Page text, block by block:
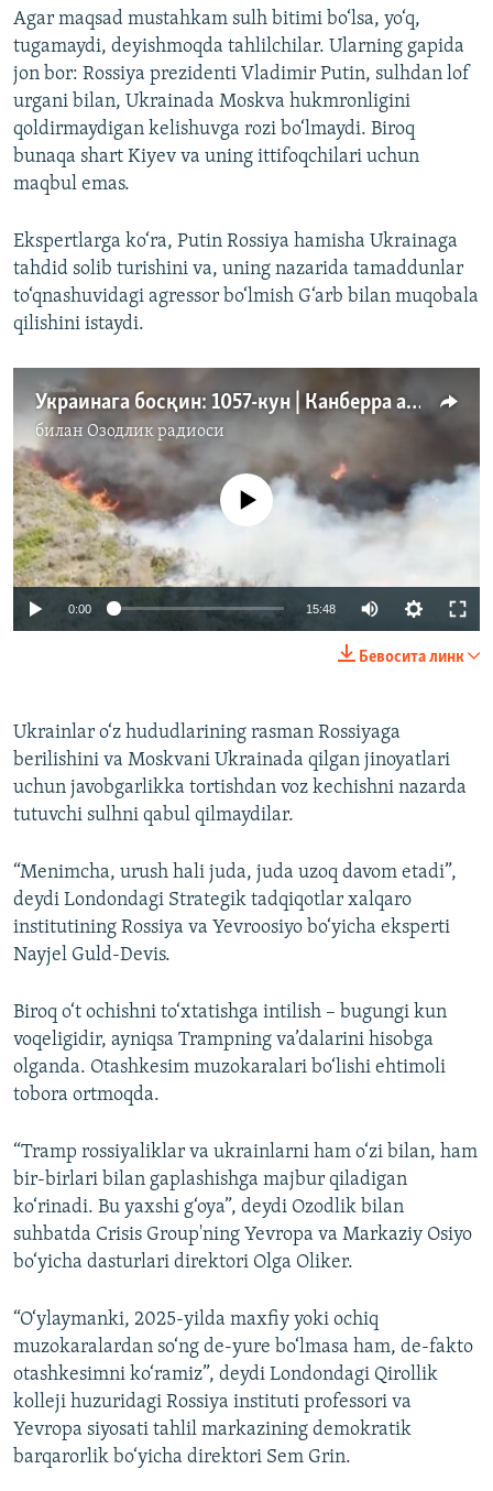
Agar maqsad mustahkam sulh bitimi bo‘lsa, yo‘q,
tugamaydi, deyishmoqda tahlilchilar. Ularning gapida
jon bor: Rossiya prezidenti Vladimir Putin, sulhdan lof
urgani bilan, Ukrainada Moskva hukmronligini
qoldirmaydigan kelishuvga rozi bo‘lmaydi. Biroq
bunaqa shart Kiyev va uning ittifoqchilari uchun
maqbul emas.
Ekspertlarga ko‘ra, Putin Rossiya hamisha Ukrainaga
tahdid solib turishini va, uning nazarida tamaddunlar
to‘qnashuvidagi agressor bo‘lmish G‘arb bilan muqobala
qilishini istaydi.
Украинага босқин: 1057-кун | Канберра австралияликнинг ўлими юзасидан Россиядан тушунтириш талаб қилмоқда
билан Озодлик радиоси
720p 1080p
Айни дамда медиа-манба мавжуд эмас
0:00 15:48
720p
1080p
Бевосита линк
Ukrainlar o‘z hududlarining rasman Rossiyaga
berilishini va Moskvani Ukrainada qilgan jinoyatlari
uchun javobgarlikka tortishdan voz kechishni nazarda
tutuvchi sulhni qabul qilmaydilar.
“Menimcha, urush hali juda, juda uzoq davom etadi”,
deydi Londondagi Strategik tadqiqotlar xalqaro
institutining Rossiya va Yevroosiyo bo‘yicha eksperti
Nayjel Guld-Devis.
Biroq o‘t ochishni to‘xtatishga intilish – bugungi kun
voqeligidir, ayniqsa Trampning va’dalarini hisobga
olganda. Otashkesim muzokaralari bo‘lishi ehtimoli
tobora ortmoqda.
“Tramp rossiyaliklar va ukrainlarni ham o‘zi bilan, ham
bir-birlari bilan gaplashishga majbur qiladigan
ko‘rinadi. Bu yaxshi g‘oya”, deydi Ozodlik bilan
suhbatda Crisis Group'ning Yevropa va Markaziy Osiyo
bo‘yicha dasturlari direktori Olga Oliker.
“O‘ylaymanki, 2025-yilda maxfiy yoki ochiq
muzokaralardan so‘ng de-yure bo‘lmasa ham, de-fakto
otashkesimni ko‘ramiz”, deydi Londondagi Qirollik
kolleji huzuridagi Rossiya instituti professori va
Yevropa siyosati tahlil markazining demokratik
barqarorlik bo‘yicha direktori Sem Grin.